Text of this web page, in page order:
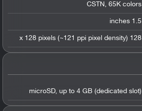
CSTN, 65K colors
1.5 inches
128 x 128 pixels (~121 ppi pixel density)
microSD, up to 4 GB (dedicated slot)